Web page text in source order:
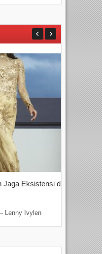
Jaga Eksistensi di
Lenny Ivylen